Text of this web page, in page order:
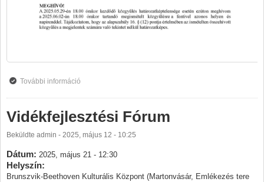
További információ
Vidékfejlesztési Fórum
Beküldte admin - 2025, május 12 - 10:25
Dátum: 2025, május 21 - 12:30
Helyszín:
Brunszvik-Beethoven Kulturális Központ (Martonvásár, Emlékezés tere